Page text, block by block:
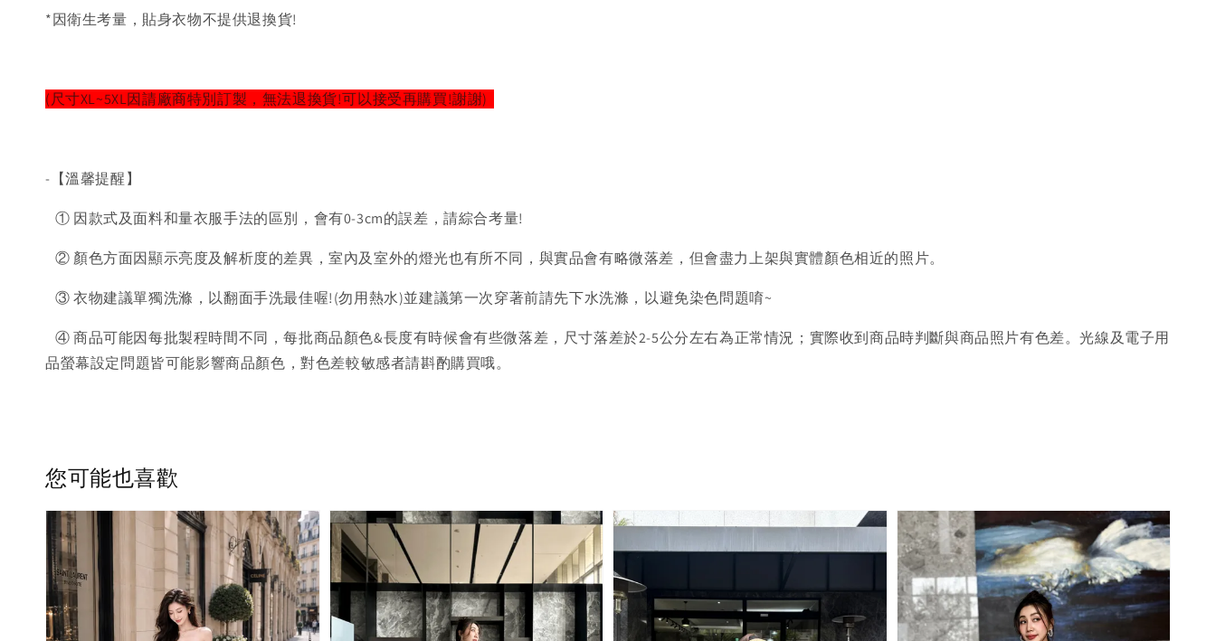
*因衛生考量，貼身衣物不提供退換貨!
(尺寸XL~5XL因請廠商特別訂製，無法退換貨!可以接受再購買!謝謝)
-【溫馨提醒】
① 因款式及面料和量衣服手法的區別，會有0-3cm的誤差，請綜合考量!
② 顏色方面因顯示亮度及解析度的差異，室內及室外的燈光也有所不同，與實品會有略微落差，但會盡力上架與實體顏色相近的照片。
③ 衣物建議單獨洗滌，以翻面手洗最佳喔!(勿用熱水)並建議第一次穿著前請先下水洗滌，以避免染色問題唷~
④ 商品可能因每批製程時間不同，每批商品顏色&長度有時候會有些微落差，尺寸落差於2-5公分左右為正常情況；實際收到商品時判斷與商品照片有色差。光線及電子用
品螢幕設定問題皆可能影響商品顏色，對色差較敏感者請斟酌購買哦。
您可能也喜歡